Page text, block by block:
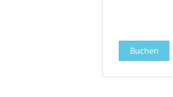
Buchen